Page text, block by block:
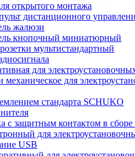
открытого монтажа
дистанционного
жалюзи
кнопочный миниатюрный
мультистандартный
для
механическое для
стандарта SCHUKO
с защитным контактом в
для
USB